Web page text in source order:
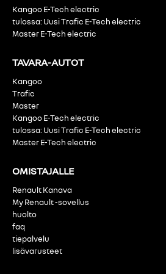
Kangoo E-Tech electric
tulossa: Uusi Trafic E-Tech electric
Master E-Tech electric
TAVARA-AUTOT
Kangoo
Trafic
Master
Kangoo E-Tech electric
tulossa: Uusi Trafic E-Tech electric
Master E-Tech electric
OMISTAJALLE
Renault Kanava
My Renault -sovellus
huolto
faq
tiepalvelu
lisävarusteet